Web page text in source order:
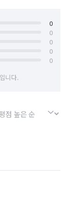
0
0
0
0
0
니다.